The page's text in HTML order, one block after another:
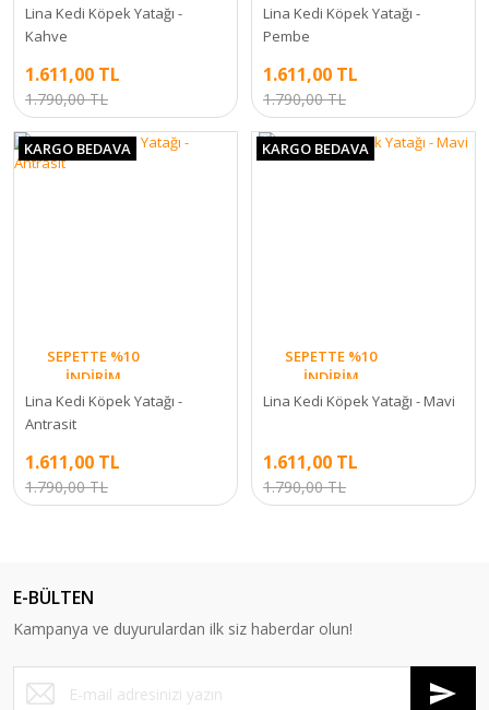
Lina Kedi Köpek Yatağı -
Kahve
1.611,00 TL
1.790,00 TL
Lina Kedi Köpek Yatağı -
Pembe
1.611,00 TL
1.790,00 TL
KARGO BEDAVA
SEPETTE %10
İNDİRİM
Lina Kedi Köpek Yatağı -
Antrasit
1.611,00 TL
1.790,00 TL
KARGO BEDAVA
SEPETTE %10
İNDİRİM
Lina Kedi Köpek Yatağı - Mavi
1.611,00 TL
1.790,00 TL
E-BÜLTEN
Kampanya ve duyurulardan ilk siz haberdar olun!